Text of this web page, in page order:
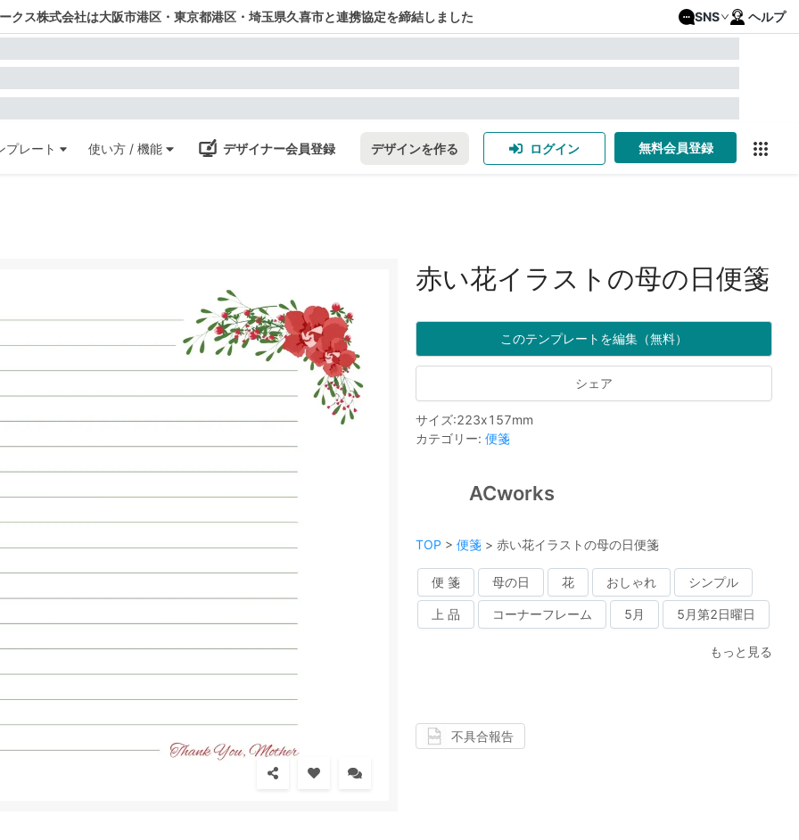
クス株式会社は大阪市港区・東京都港区・埼玉県久喜市と連携協定を締結しました SNS ヘルプ
プレート 使い方 / 機能 デザイナー会員登録 デザインを作る ログイン 無料会員登録
赤い花イラストの母の日便箋
このテンプレートを編集（無料）
シェア
サイズ:223x157mm
カテゴリー: 便箋
ACworks
TOP > 便箋 > 赤い花イラストの母の日便箋
便 箋 母の日 花 おしゃれ シンプル
上 品 コーナーフレーム 5月 5月第2日曜日
もっと見る
不具合報告